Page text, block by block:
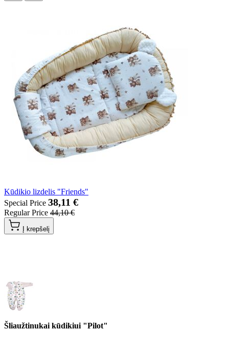
Kūdikio lizdelis "Friends"
Special Price 38,11 €
Regular Price 44,10 €
Į krepšelį
Šliaužtinukai kūdikiui "Pilot"